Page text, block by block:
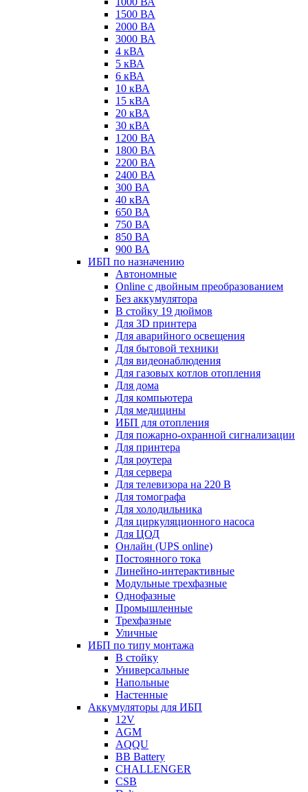
1500 ВА
2000 ВА
3000 ВА
4 кВА
5 кВА
6 кВА
10 кВА
15 кВА
20 кВА
30 кВА
1200 ВА
1800 ВА
2200 ВА
2400 ВА
300 ВА
40 кВА
650 ВА
750 ВА
850 ВА
900 ВА
ИБП по назначению
Автономные
Online с двойным преобразованием
Без аккумулятора
В стойку 19 дюймов
Для 3D принтера
Для аварийного освещения
Для бытовой техники
Для видеонаблюдения
Для газовых котлов отопления
Для дома
Для компьютера
Для медицины
ИБП для отопления
Для пожарно-охранной сигнализации
Для принтера
Для роутера
Для сервера
Для телевизора на 220 В
Для томографа
Для холодильника
Для циркуляционного насоса
Для ЦОД
Онлайн (UPS online)
Постоянного тока
Линейно-интерактивные
Модульные трехфазные
Однофазные
Промышленные
Трехфазные
Уличные
ИБП по типу монтажа
В стойку
Универсальные
Напольные
Настенные
Аккумуляторы для ИБП
12V
AGM
AQQU
BB Battery
CHALLENGER
CSB